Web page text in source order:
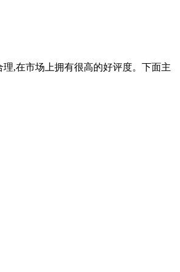
,在市场上拥有很高的好评度。下面主